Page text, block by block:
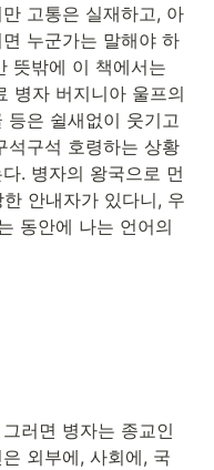
고통은 실재하고, 아
누군가는 말해야 하
뜻밖에 이 책에서는
병자 버지니아 울프의
등은 쉴새없이 웃기고
석구석 호령하는 상황
. 병자의 왕국으로 먼
안내자가 있다니, 우
동안에 나는 언어의
러면 병자는 종교인
외부에, 사회에, 국